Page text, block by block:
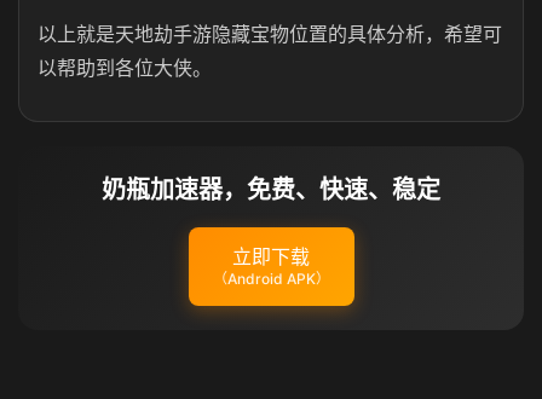
以上就是天地劫手游隐藏宝物位置的具体分析，希望可
以帮助到各位大侠。
奶瓶加速器，免费、快速、稳定
立即下载
（Android APK）